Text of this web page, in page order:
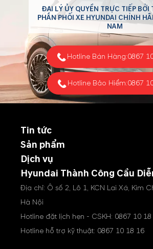
ĐẠI LÝ ỦY QUYỀN TRỰC TIẾP BỞI
PHÂN PHỐI XE HYUNDAI CHÍNH
NAM
Hotline Bán Hàng:0867
Hotline Bảo Hiểm:0867
Tin tức
Sản phẩm
Dịch vụ
Hyundai Thành Công Cầu
Địa chỉ: Ô số 2, Lô 1, KCN Lai Xá, Kim
Hà Nội
Hotline đặt lịch hẹn - CSKH: 0867 10
Hotline hỗ trợ kỹ thuật: 0867 10 18 16